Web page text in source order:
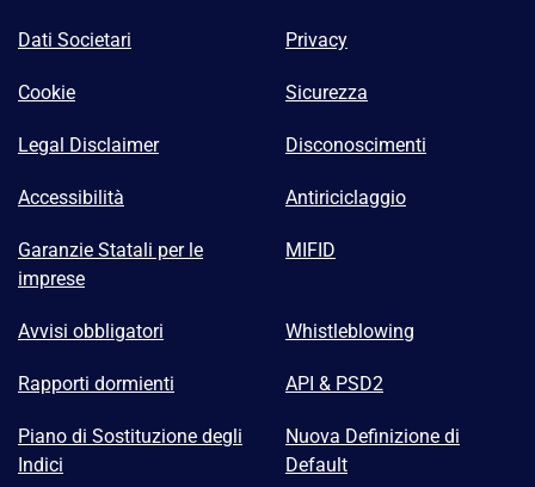
Dati Societari Privacy
Cookie Sicurezza
Legal Disclaimer Disconoscimenti
Accessibilità Antiriciclaggio
Garanzie Statali per le
imprese
MIFID
Avvisi obbligatori Whistleblowing
Rapporti dormienti API & PSD2
Piano di Sostituzione degli
Indici
Nuova Definizione di
Default